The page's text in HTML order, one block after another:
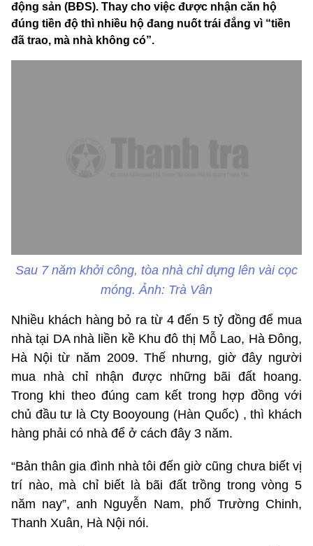
động sản (BĐS). Thay cho việc được nhận căn hộ
đúng tiền độ thì nhiều hộ đang nuốt trái đắng vì “tiền
đã trao, mà nhà không có”.
Sau 7 năm khởi công, tòa nhà chỉ dựng lên vài cọc
móng. Ảnh: Trà Vân
Nhiều khách hàng bỏ ra từ 4 đến 5 tỷ đồng để mua
nhà tại DA nhà liền kề Khu đô thị Mỗ Lao, Hà Đông,
Hà Nội từ năm 2009. Thế nhưng, giờ đây người
mua nhà chỉ nhận được những bãi đất hoang.
Trong khi theo đúng cam kết trong hợp đồng với
chủ đầu tư là Cty Booyoung (Hàn Quốc) , thì khách
hàng phải có nhà để ở cách đây 3 năm.
“Bản thân gia đình nhà tôi đến giờ cũng chưa biết vị
trí nào, mà chỉ biết là bãi đất trồng trong vòng 5
năm nay”, anh Nguyễn Nam, phố Trường Chinh,
Thanh Xuân, Hà Nội nói.